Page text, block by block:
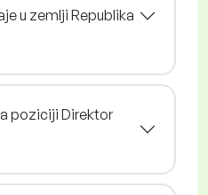
u zemlji Republika
poziciji Direktor